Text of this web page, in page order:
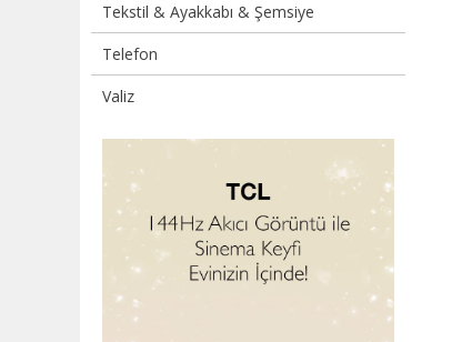
Tekstil & Ayakkabı & Şemsiye
Telefon
Valiz